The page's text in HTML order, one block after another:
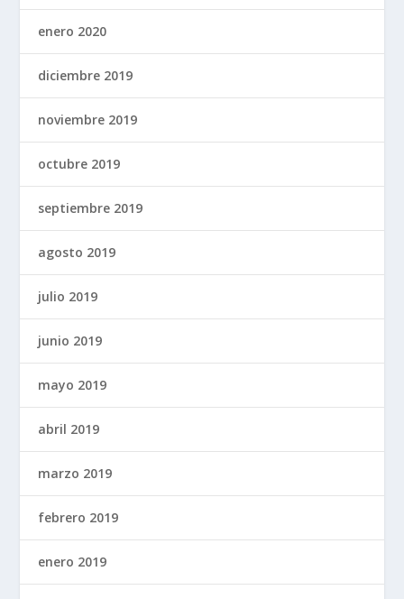
enero 2020
diciembre 2019
noviembre 2019
octubre 2019
septiembre 2019
agosto 2019
julio 2019
junio 2019
mayo 2019
abril 2019
marzo 2019
febrero 2019
enero 2019